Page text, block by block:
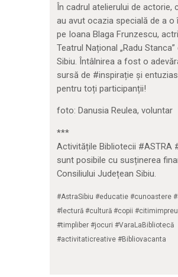
În cadrul atelierului de actorie,
au avut ocazia specială de a o
pe Ioana Blaga Frunzescu,
Teatrul Național „Radu Stanca”
Sibiu. Întâlnirea a fost o
sursă de #inspirație și
pentru toți participanții!
foto: Danusia Reulea, voluntar
***
Activitățile Bibliotecii #ASTRA
sunt posibile cu susținerea
Consiliului Județean Sibiu.
#AstraSibiu #educatie #cunoastere
#lectură #cultură #copii
#timpliber #jocuri #VaraLaBibliotecă
#activitaticreative #Bibliovacanta